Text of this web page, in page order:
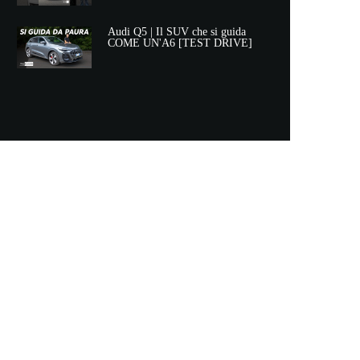
Audi Q5 | Il SUV che si guida
COME UN'A6 [TEST DRIVE]
un prodotto editoriale ai sensi della legge n° 62 del
tempo. L’autore, inoltre, non è responsabile per quanto
o lesivi dell’immagine di terzi.